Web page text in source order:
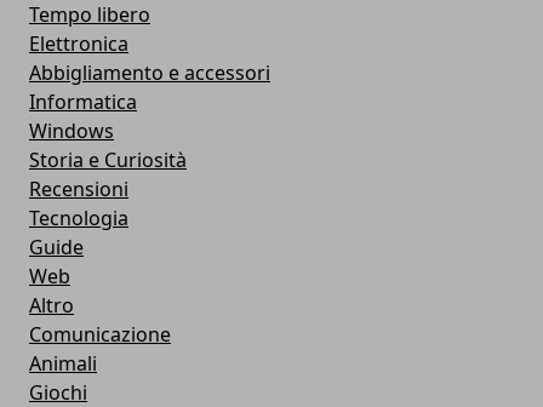
Tempo libero
Elettronica
Abbigliamento e accessori
Informatica
Windows
Storia e Curiosità
Recensioni
Tecnologia
Guide
Web
Altro
Comunicazione
Animali
Giochi